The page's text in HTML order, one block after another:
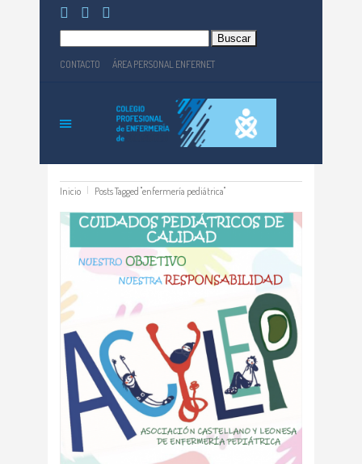
CONTACTO ÁREA PERSONAL ENFERNET
Inicio Posts Tagged "enfermería pediátrica"